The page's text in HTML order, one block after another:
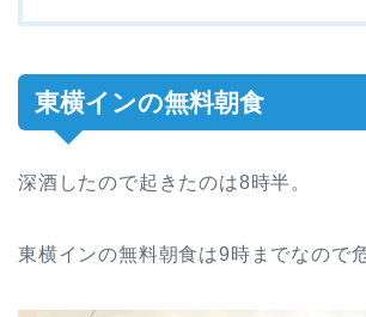
東横インの無料朝食
深酒したので起きたのは8時半。
東横インの無料朝食は9時までなので